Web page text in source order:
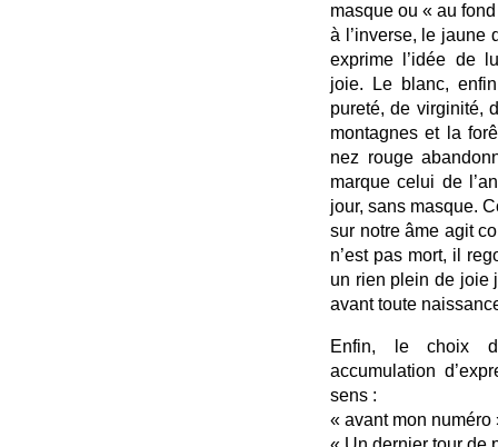
masque ou « au
à l’inverse, le jaune
exprime l’idée de
joie. Le blanc,
pureté, de virginité,
montagnes et la
nez rouge
marque celui de
jour, sans masque.
sur notre âme agit
n’est pas mort, il
un rien plein de joie
avant toute
Enfin, le choix
accumulation
sens :
« avant mon numéro